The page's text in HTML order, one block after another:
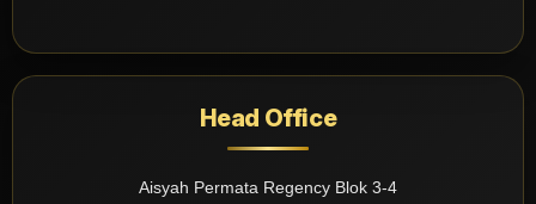
Head Office
Aisyah Permata Regency Blok 3-4